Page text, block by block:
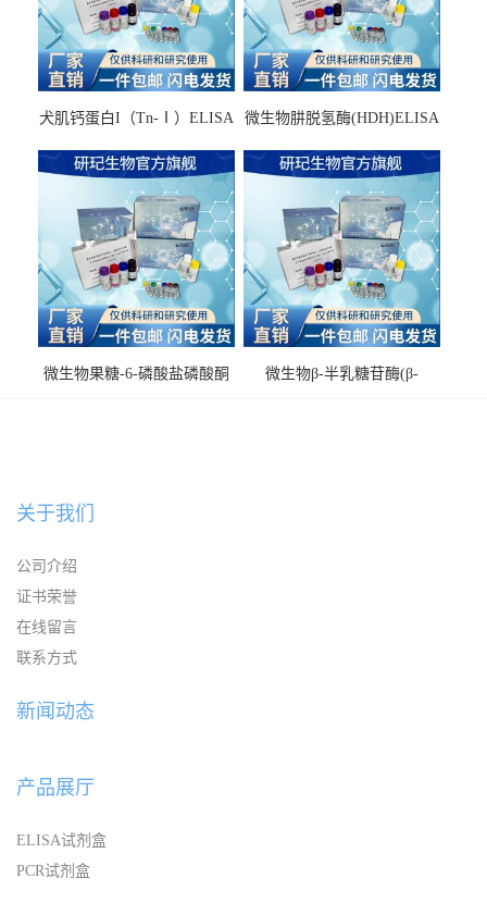
犬肌钙蛋白I（Tn-Ⅰ）ELISA
微生物肼脱氢酶(HDH)ELISA
微生物果糖-6-磷酸盐磷酸酮
微生物β-半乳糖苷酶(β-
关于我们
公司介绍
证书荣誉
在线留言
联系方式
新闻动态
产品展厅
ELISA试剂盒
PCR试剂盒